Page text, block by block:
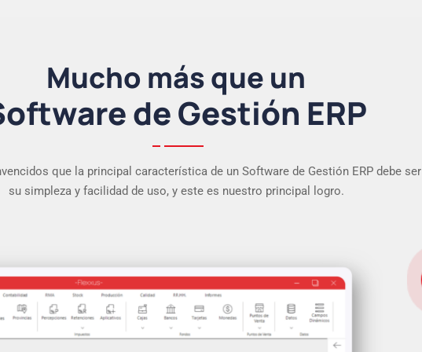
Mucho más que un
de Gestión ERP
que la principal característica de un Software de Gestión ERP debe ser
su simpleza y facilidad de uso, y este es nuestro principal logro.
— E-commerce B2C
— E-commerce B2B
05— CRM
—App Punto de Venta (POS)
— App para Viajantes
Plataforma Web para Clientes
09— Integraciones